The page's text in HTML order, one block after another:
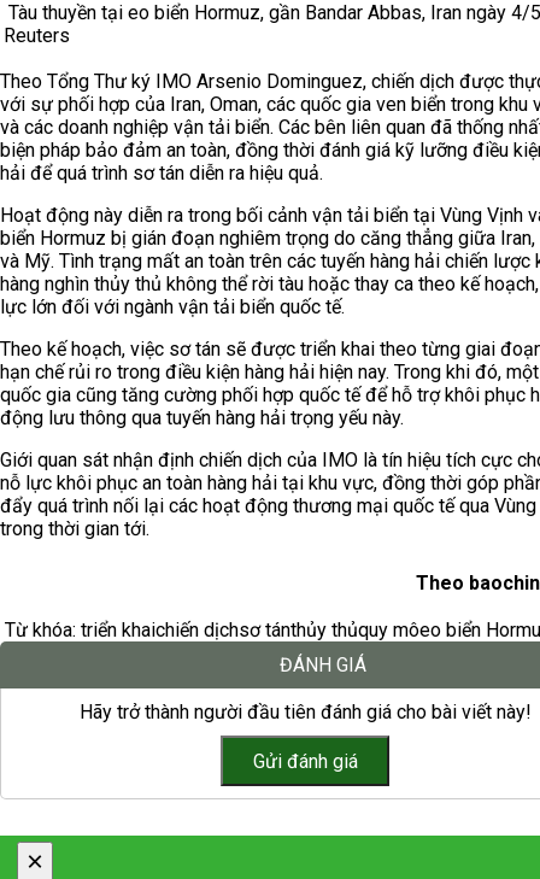
Tàu thuyền tại eo biển Hormuz, gần Bandar Abbas, Iran ngày 4/
Reuters
Theo Tổng Thư ký IMO Arsenio Dominguez, chiến dịch được
với sự phối hợp của Iran, Oman, các quốc gia ven biển trong khu
và các doanh nghiệp vận tải biển. Các bên liên quan đã thống
biện pháp bảo đảm an toàn, đồng thời đánh giá kỹ lưỡng điều
hải để quá trình sơ tán diễn ra hiệu quả.
Hoạt động này diễn ra trong bối cảnh vận tải biển tại Vùng Vịnh
biển Hormuz bị gián đoạn nghiêm trọng do căng thẳng giữa
và Mỹ. Tình trạng mất an toàn trên các tuyến hàng hải chiến lược
hàng nghìn thủy thủ không thể rời tàu hoặc thay ca theo kế
lực lớn đối với ngành vận tải biển quốc tế.
Theo kế hoạch, việc sơ tán sẽ được triển khai theo từng giai
hạn chế rủi ro trong điều kiện hàng hải hiện nay. Trong khi đó,
quốc gia cũng tăng cường phối hợp quốc tế để hỗ trợ khôi phục
động lưu thông qua tuyến hàng hải trọng yếu này.
Giới quan sát nhận định chiến dịch của IMO là tín hiệu tích cực
nỗ lực khôi phục an toàn hàng hải tại khu vực, đồng thời góp
đẩy quá trình nối lại các hoạt động thương mại quốc tế qua Vùng
trong thời gian tới.
Theo
Từ khóa: triển khaichiến dịchsơ tánthủy thủquy môeo biển
ĐÁNH GIÁ
Hãy trở thành người đầu tiên đánh giá cho bài viết này!
×